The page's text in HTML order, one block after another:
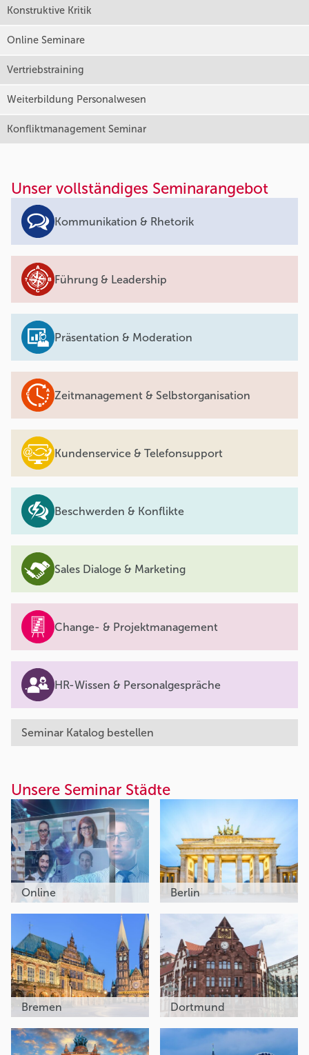
Konstruktive Kritik
Online Seminare
Vertriebstraining
Weiterbildung Personalwesen
Konfliktmanagement Seminar
Unser vollständiges Seminarangebot
Kommunikation & Rhetorik
Führung & Leadership
Präsentation & Moderation
Zeitmanagement & Selbstorganisation
Kundenservice & Telefonsupport
Beschwerden & Konflikte
Sales Dialoge & Marketing
Change- & Projektmanagement
HR-Wissen & Personalgespräche
Seminar Katalog bestellen
Unsere Seminar Städte
Online Berlin
Bremen Dortmund